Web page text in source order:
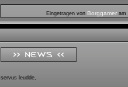
Eingetragen von Borggameram
servus leudde,